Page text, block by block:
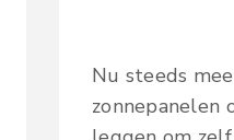
Nu steeds
zonnepanelen